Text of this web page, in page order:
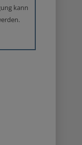
kann